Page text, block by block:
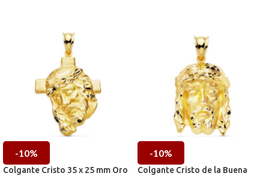
-10%
Colgante Cristo 35 x 25 mm Oro
-10%
Colgante Cristo de la Buena